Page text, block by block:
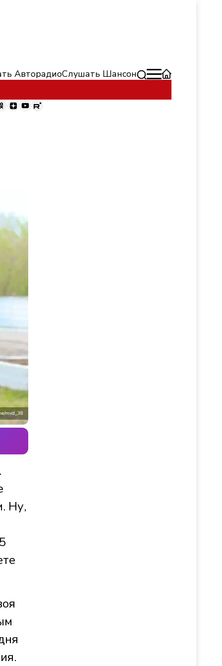
АвторадиоСлушать Шансон
mvd_38
Ну,